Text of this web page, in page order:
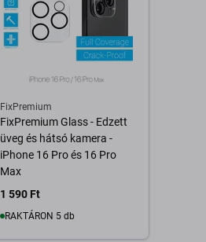
FixPremium
FixPremium Glass - Edzett
üveg és hátsó kamera -
iPhone 16 Pro és 16 Pro
Max
1 590 Ft
RAKTÁRON 5 db